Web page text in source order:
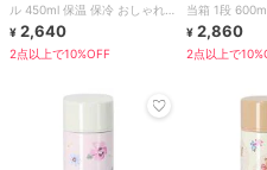
ル 450ml 保温 保冷 おしゃれ
可愛い 北欧 レディース
¥ 2,640
2点以上で10%OFF
当箱 1段
ジ対応 食洗器
¥ 2,860
2点以上で